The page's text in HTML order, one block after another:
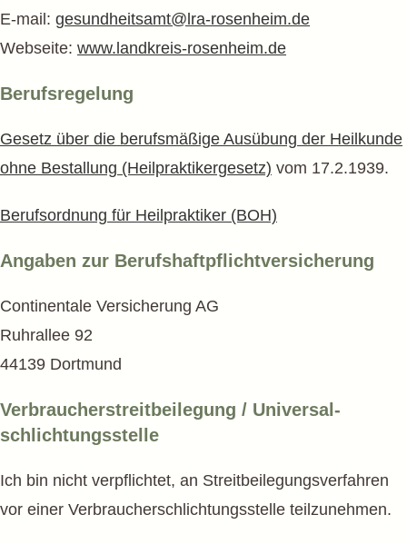
E-mail: gesundheitsamt@lra-rosenheim.de
Webseite: www.landkreis-rosenheim.de
Berufsregelung
Gesetz über die berufsmäßige Ausübung der Heilkunde
ohne Bestallung (Heilpraktikergesetz) vom 17.2.1939.
Berufsordnung für Heilpraktiker (BOH)
Angaben zur Berufs­haftpflicht­versicherung
Continentale Versicherung AG
Ruhrallee 92
44139 Dortmund
Verbraucher­streitbeilegung / Universal­
schlichtungs­stelle
Ich bin nicht verpflichtet, an Streitbeilegungsverfahren
vor einer Verbraucherschlichtungsstelle teilzunehmen.